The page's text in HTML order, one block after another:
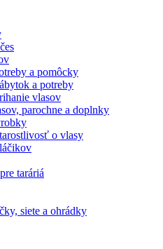
a pomôcky
a potreby
vlasov
parochne a doplnky
o vlasy
taráriá
siete a ohrádky